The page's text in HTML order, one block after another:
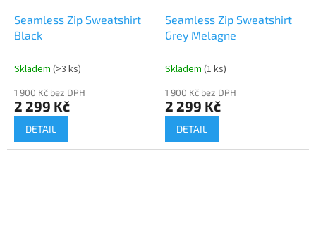
Seamless Zip Sweatshirt
Black
Skladem (>3 ks)
1 900 Kč bez DPH
2 299 Kč
DETAIL
Seamless Zip Sweatshirt
Grey Melagne
Skladem (1 ks)
1 900 Kč bez DPH
2 299 Kč
DETAIL